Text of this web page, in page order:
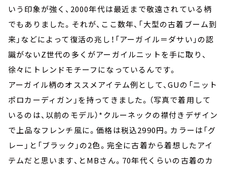
いう印象が強く、2000年代は最近まで敬遠されている柄
でもありました。それが、ここ数年、「大型の古着ブーム到
来」などによって復活の兆し！「アーガイル＝ダサい」の認
識がないZ世代の多くがアーガイルニットを手に取り、
徐々にトレンドモチーフになっているんです。
アーガイル柄のオススメアイテム例として、GUの「ニット
ポロカーディガン」を持ってきました。（写真で着用して
いるのは、以前のモデル）*クルーネックの襟付きデザイン
で上品なフレンチ風に。価格は税込2990円。カラーは「グ
レー」と「ブラック」の2色。完全に古着から着想したアイ
テムだと思います、とMBさん。70年代くらいの古着のカ